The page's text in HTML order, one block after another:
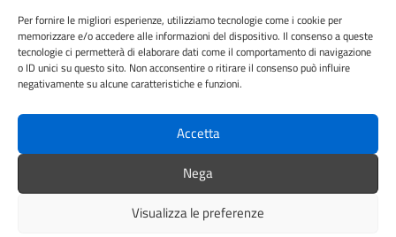
Per fornire le migliori esperienze, utilizziamo tecnologie come i cookie per
memorizzare e/o accedere alle informazioni del dispositivo. Il consenso a queste
tecnologie ci permetterà di elaborare dati come il comportamento di navigazione
o ID unici su questo sito. Non acconsentire o ritirare il consenso può influire
negativamente su alcune caratteristiche e funzioni.
Accetta
Nega
Visualizza le preferenze
Amministrazione trasparente
Informativa privacy
Cookie Policy (UE)
Dichiarazione di accessibilità
SEGUICI SU
Facebook